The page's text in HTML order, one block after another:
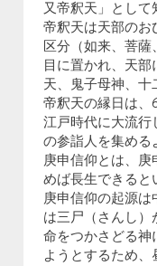
又帝釈天」として
帝釈天は天部のお
区分（如来、菩
目に置かれ、天
天、鬼子母神、十
帝釈天の縁日は、
江戸時代に大流行
の参詣人を集める
庚申信仰とは、庚
めば長生できると
庚申信仰の起源は
は三尸（さんし
命をつかさどる神
ようとするため